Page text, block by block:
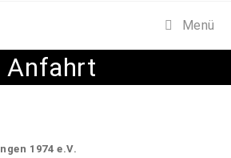
Menü
Anfahrt
1974 e.V.